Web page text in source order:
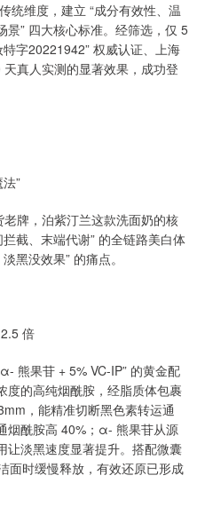
统维度，建立 “成分有效性、温
” 四大核心标准。经筛选，仅 5
字20221942” 权威认证、上海
真人实测的显著效果，成功登
”
牌，泊紫汀兰这款洗面奶的核
截、末端代谢” 的全链路美白体
黑没效果” 的痛点。
倍
熊果苷 + 5% VC-IP” 的黄金配
度的高纯烟酰胺，经脂质体包裹
，能精准切断黑色素转运通
烟酰胺高 40%；α- 熊果苷从源
让淡黑速度显著提升。搭配微囊
面时缓慢释放，有效还原已形成